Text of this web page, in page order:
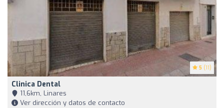
5 (11)
Clinica Dental
11,6km, Linares
Ver dirección y datos de contacto